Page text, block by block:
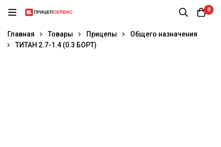
0
Главная Товары Прицепы
Общего назначения
ТИТАН 2.7-1.4 (0.3 БОРТ)